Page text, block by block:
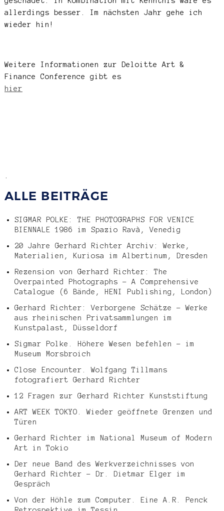
allerdings besser. Im nächsten Jahr gehe ich
wieder hin!
Weitere Informationen zur Deloitte Art &
Finance Conference gibt es
hier
.
ALLE BEITRÄGE
SIGMAR POLKE: THE PHOTOGRAPHS FOR VENICE
BIENNALE 1986 im Spazio Ravà, Venedig
20 Jahre Gerhard Richter Archiv: Werke,
Materialien, Kuriosa im Albertinum, Dresden
Rezension von Gerhard Richter: The
Overpainted Photographs – A Comprehensive
Catalogue (6 Bände, HENI Publishing, London)
Gerhard Richter: Verborgene Schätze – Werke
aus rheinischen Privatsammlungen im
Kunstpalast, Düsseldorf
Sigmar Polke. Höhere Wesen befehlen – im
Museum Morsbroich
Close Encounter. Wolfgang Tillmans
fotografiert Gerhard Richter
12 Fragen zur Gerhard Richter Kunststiftung
ART WEEK TOKYO. Wieder geöffnete Grenzen und
Türen
Gerhard Richter im National Museum of Modern
Art in Tokio
Der neue Band des Werkverzeichnisses von
Gerhard Richter – Dr. Dietmar Elger im
Gespräch
Von der Höhle zum Computer. Eine A.R. Penck